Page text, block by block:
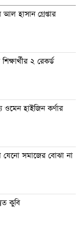
আল হাসান গ্রেপ্তার
২ রেকর্ড
ওমেন হাইজিন কর্ণার
যেনো সমাজের বোঝা না
কুবি